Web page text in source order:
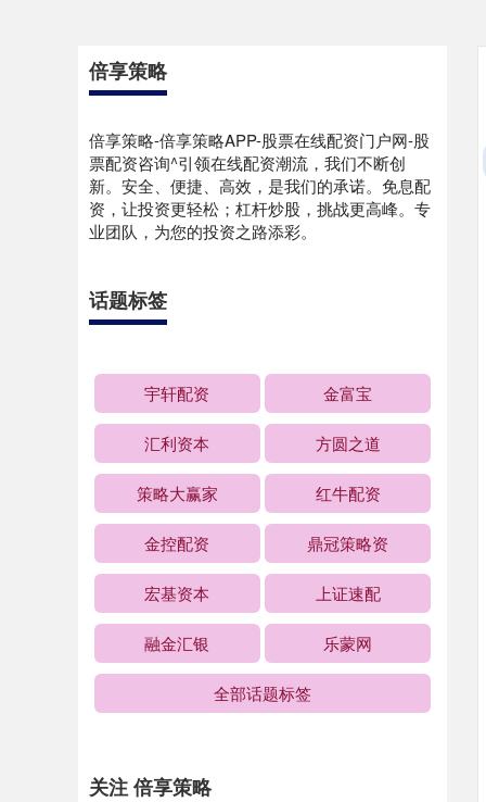
倍享策略
倍享策略-倍享策略APP-股票在线配资门户网-股
票配资咨询^引领在线配资潮流，我们不断创
新。安全、便捷、高效，是我们的承诺。免息配
资，让投资更轻松；杠杆炒股，挑战更高峰。专
业团队，为您的投资之路添彩。
话题标签
宇轩配资 金富宝
汇利资本 方圆之道
策略大赢家 红牛配资
金控配资 鼎冠策略资
宏基资本 上证速配
融金汇银 乐蒙网
全部话题标签
关注 倍享策略